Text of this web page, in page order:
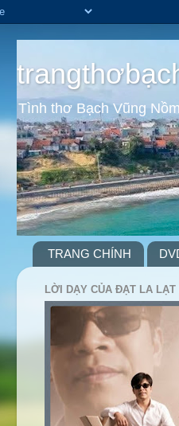
Tình thơ Bạch Vũng Nồm
TRANG CHÍNH
LỜI DẠY CỦA ĐẠT LA LẠT